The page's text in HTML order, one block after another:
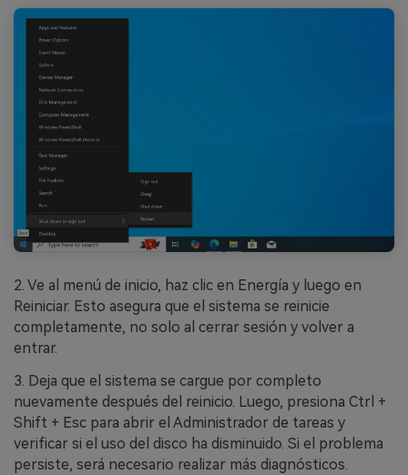
2. Ve al menú de inicio, haz clic en Energía y luego en
Reiniciar. Esto asegura que el sistema se reinicie
completamente, no solo al cerrar sesión y volver a
entrar.
3. Deja que el sistema se cargue por completo
nuevamente después del reinicio. Luego, presiona Ctrl +
Shift + Esc para abrir el Administrador de tareas y
verificar si el uso del disco ha disminuido. Si el problema
persiste, será necesario realizar más diagnósticos.